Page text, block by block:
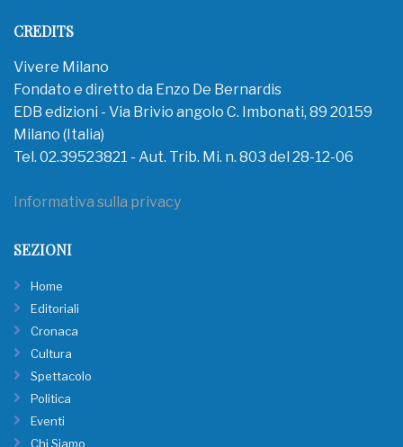
CREDITS
Vivere Milano
Fondato e diretto da Enzo De Bernardis
EDB edizioni - Via Brivio angolo C. Imbonati, 89 20159
Milano (Italia)
Tel. 02.39523821 - Aut. Trib. Mi. n. 803 del 28-12-06
Informativa sulla privacy
SEZIONI
Home
Editoriali
Cronaca
Cultura
Spettacolo
Politica
Eventi
Chi Siamo